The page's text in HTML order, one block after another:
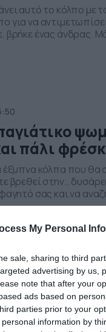
My Personal
sale, sharing to third
advertising by us,
note that after your
ads based on
parties prior to your
information by
αυτό το κόλπο με
για να
βρήκε ένας άνδρας.
πάλι
έξυπνα κόλπα που θα
βρεθεί στην…
σας και να
πως το
μια και […]
την
μ’ ένα
σας